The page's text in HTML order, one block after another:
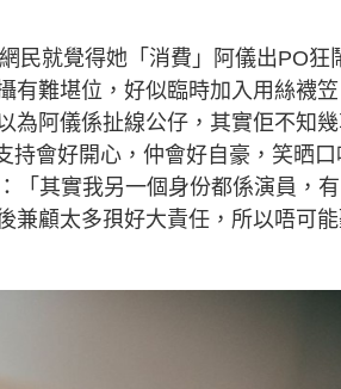
民就覺得她「消費」阿儀出PO狂
有難堪位，好似臨時加入用絲襪笠
為阿儀係扯線公仔，其實佢不知
持會好開心，仲會好自豪，笑晒口
「其實我另一個身份都係演員，
兼顧太多孭好大責任，所以唔可